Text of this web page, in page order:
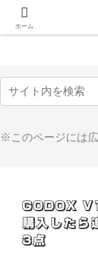
※このページには
GODOX
購入したら
3点
ホーム